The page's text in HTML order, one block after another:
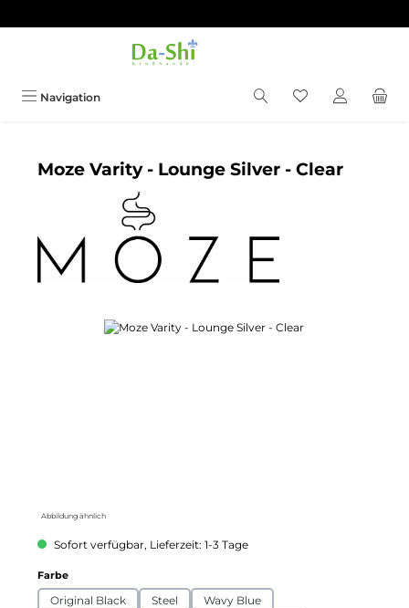
Navigation Du hast 0
Moze Varity - Lounge Silver - Clear
Bildergalerie überspringen
Abbildung ähnlich
Sofort verfügbar, Lieferzeit: 1-3 Tage
Farbeauswählen
Original Black Steel
Wavy Blue